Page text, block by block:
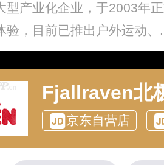
型产业化企业，于2003年
验，目前已推出户外运动、
Fjallraven北
京东自营店